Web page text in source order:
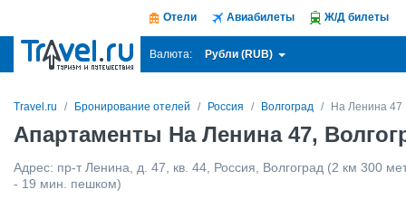
Отели Авиабилеты Ж/Д билеты
Валюта: Рубли (RUB)
Travel.ru Бронирование отелей Россия Волгоград На Ленина 47
Апартаменты На Ленина 47,
Адрес: пр-т Ленина, д. 47, кв. 44 Россия Волгоград (2 км 300
- 19 мин. пешком)